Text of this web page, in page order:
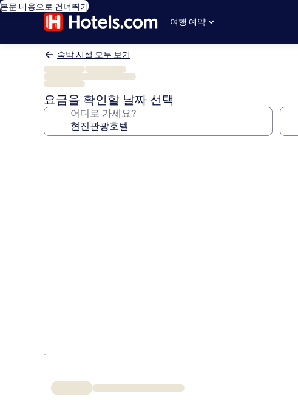
본문 내용으로 건너뛰기
여행 예약
숙박 시설 모두 보기
요금을 확인할 날짜 선택
어디로 가세요?